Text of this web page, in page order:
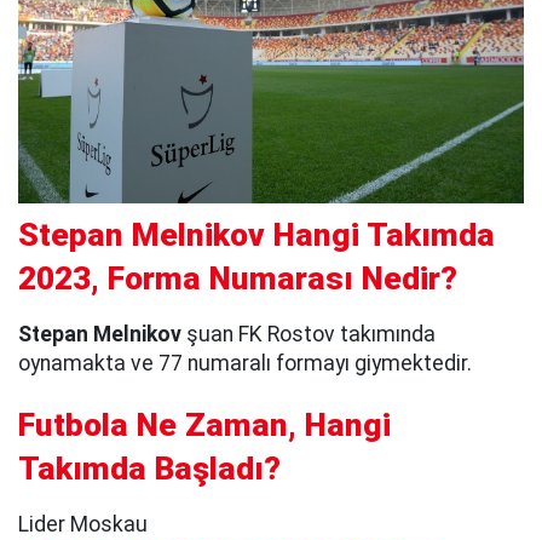
Stepan Melnikov Hangi Takımda
2023, Forma Numarası Nedir?
Stepan Melnikov şuan FK Rostov takımında
oynamakta ve 77 numaralı formayı giymektedir.
Futbola Ne Zaman, Hangi
Takımda Başladı?
Lider Moskau